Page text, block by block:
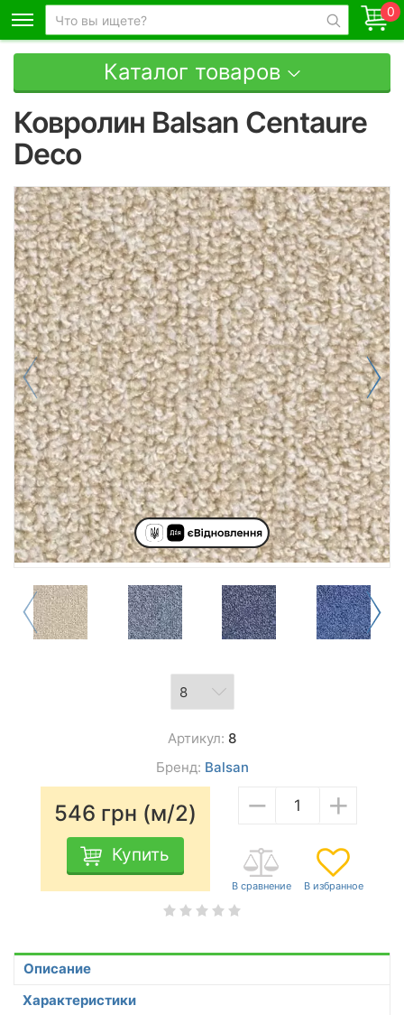
0
Каталог товаров
Ковролин Balsan Centaure
Deco
Артикул: 8
Бренд: Balsan
546 грн (м/2)
Купить
− +
Описание
Характеристики